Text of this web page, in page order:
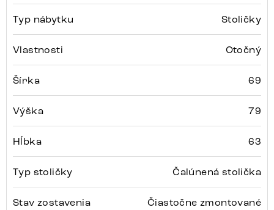
Typ nábytku Stoličky
Vlastnosti Otočný
Šírka 69
Výška 79
Hĺbka 63
Typ stoličky Čalúnená stolička
Stav zostavenia Čiastočne zmontované